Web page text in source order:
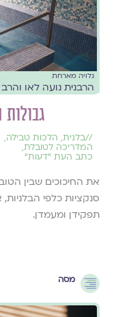
גלויה מארחת
הרבנית נועה לאו
//בלנית, הלכות טבילה,
המדריכה לטובלת,
כתב העת ״דעות״
את החיכוכים שבין
סנקציות כלפי
תפקידן ומעמדן.
מסה